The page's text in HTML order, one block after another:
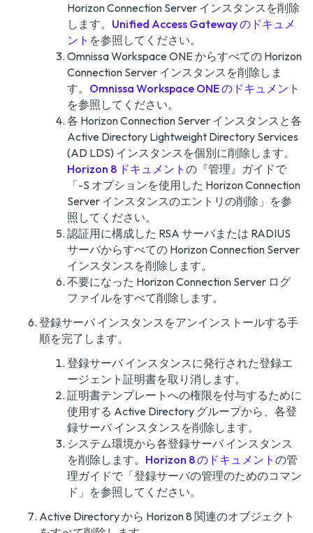
Horizon Connection Server インスタンスを削除
します。 Unified Access Gateway のドキュメ
ント を参照してください。
Omnissa Workspace ONE からすべての Horizon
Connection Server インスタンスを削除しま
す。 Omnissa Workspace ONE のドキュメント
を参照してください。
各 Horizon Connection Server インスタンスと各
Active Directory Lightweight Directory Services
(AD LDS) インスタンスを個別に削除します。
Horizon 8 ドキュメント の『管理』ガイドで
「-S オプションを使用した Horizon Connection
Server インスタンスのエントリの削除」を参
照してください。
認証用に構成した RSA サーバまたは RADIUS
サーバからすべての Horizon Connection Server
インスタンスを削除します。
不要になった Horizon Connection Server ログ
ファイルをすべて削除します。
登録サーバ インスタンスをアンインストールする手
順を完了します。
登録サーバ インスタンスに発行された登録エ
ージェント証明書を取り消します。
証明書テンプレートへの権限を付与するために
使用する Active Directory グループから、各登
録サーバ インスタンスを削除します。
システム環境から各登録サーバ インスタンス
を削除します。 Horizon 8 のドキュメント の管
理ガイドで「登録サーバの管理のためのコマン
ド」を参照してください。
Active Directory から Horizon 8 関連のオブジェクト